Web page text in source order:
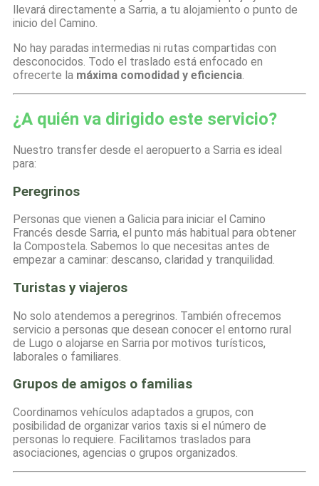
llevará directamente a Sarria, a tu alojamiento o punto de
inicio del Camino.
No hay paradas intermedias ni rutas compartidas con
desconocidos. Todo el traslado está enfocado en
ofrecerte la máxima comodidad y eficiencia.
¿A quién va dirigido este servicio?
Nuestro transfer desde el aeropuerto a Sarria es ideal
para:
Peregrinos
Personas que vienen a Galicia para iniciar el Camino
Francés desde Sarria, el punto más habitual para obtener
la Compostela. Sabemos lo que necesitas antes de
empezar a caminar: descanso, claridad y tranquilidad.
Turistas y viajeros
No solo atendemos a peregrinos. También ofrecemos
servicio a personas que desean conocer el entorno rural
de Lugo o alojarse en Sarria por motivos turísticos,
laborales o familiares.
Grupos de amigos o familias
Coordinamos vehículos adaptados a grupos, con
posibilidad de organizar varios taxis si el número de
personas lo requiere. Facilitamos traslados para
asociaciones, agencias o grupos organizados.